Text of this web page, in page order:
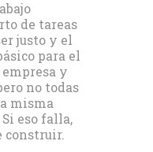
de tareas
justo y el
para el
y
no todas
misma
eso falla,
construir.